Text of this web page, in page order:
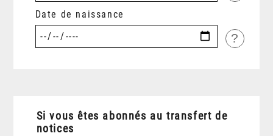
Date de naissance
?
Si vous êtes abonnés au transfert de
notices